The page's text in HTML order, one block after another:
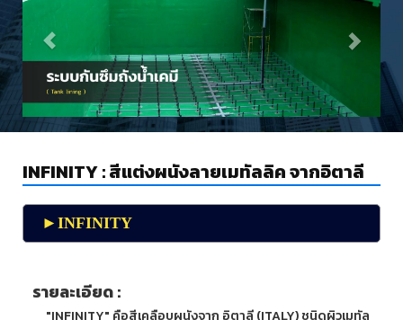
INFINITY : สีแต่งผนังลายเมทัลลิค จากอิตาลี
►INFINITY
รายละเอียด :
"INFINITY" คือสีเคลือบผนังจาก อิตาลี (ITALY) ชนิดผิวเมทัล